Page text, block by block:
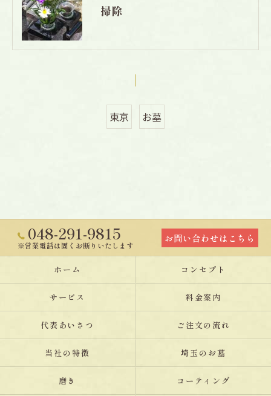
掃除
東京 お墓
048-291-9815
※営業電話は固くお断りいたします
お問い合わせはこちら
ホーム コンセプト
サービス 料金案内
代表あいさつ ご注文の流れ
当社の特徴 埼玉のお墓
磨き コーティング